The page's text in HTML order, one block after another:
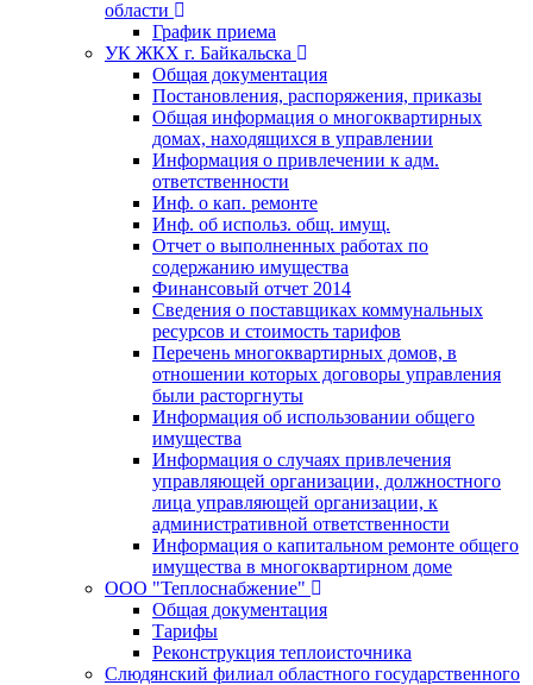
области
График приема
УК ЖКХ г. Байкальска
Общая документация
Постановления, распоряжения, приказы
Общая информация о многоквартирных
домах, находящихся в управлении
Информация о привлечении к адм.
ответственности
Инф. о кап. ремонте
Инф. об использ. общ. имущ.
Отчет о выполненных работах по
содержанию имущества
Финансовый отчет 2014
Сведения о поставщиках коммунальных
ресурсов и стоимость тарифов
Перечень многоквартирных домов, в
отношении которых договоры управления
были расторгнуты
Информация об использовании общего
имущества
Информация о случаях привлечения
управляющей организации, должностного
лица управляющей организации, к
административной ответственности
Информация о капитальном ремонте общего
имущества в многоквартирном доме
ООО "Теплоснабжение"
Общая документация
Тарифы
Реконструкция теплоисточника
Слюдянский филиал областного государственного